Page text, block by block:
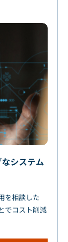
システム
を相談した
でコスト削減